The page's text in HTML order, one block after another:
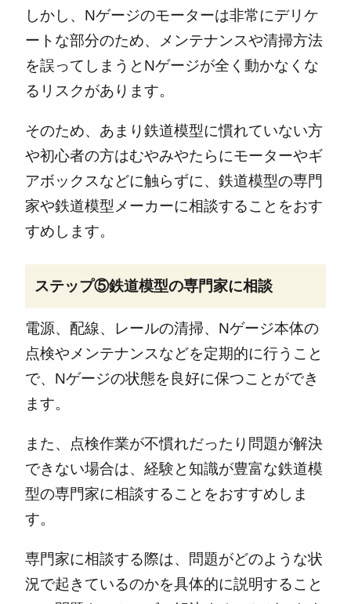
しかし、Nゲージのモーターは非常にデリケ
ートな部分のため、メンテナンスや清掃方法
を誤ってしまうとNゲージが全く動かなくな
るリスクがあります。
そのため、あまり鉄道模型に慣れていない方
や初心者の方はむやみやたらにモーターやギ
アボックスなどに触らずに、鉄道模型の専門
家や鉄道模型メーカーに相談することをおす
すめします。
ステップ⑤鉄道模型の専門家に相談
電源、配線、レールの清掃、Nゲージ本体の
点検やメンテナンスなどを定期的に行うこと
で、Nゲージの状態を良好に保つことができ
ます。
また、点検作業が不慣れだったり問題が解決
できない場合は、経験と知識が豊富な鉄道模
型の専門家に相談することをおすすめしま
す。
専門家に相談する際は、問題がどのような状
況で起きているのかを具体的に説明すること